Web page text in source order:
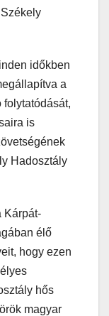
időkben
a
is
Hadosztály
Kárpát-
élő
hogy ezen
hős
magyar